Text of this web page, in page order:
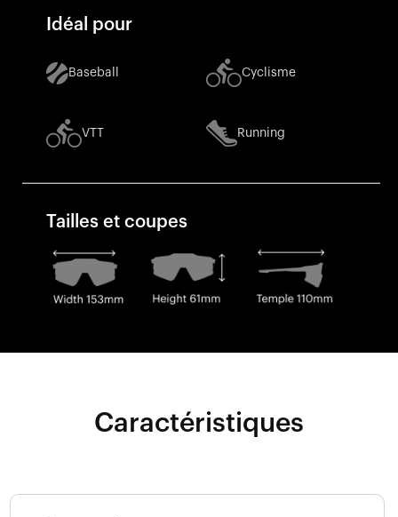
Idéal pour
Baseball Cyclisme
VTT Running
Tailles et coupes
Caractéristiques